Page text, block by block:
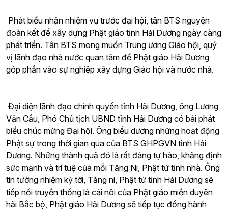
Phát biểu nhận nhiệm vụ trước đại hội, tân BTS nguyện
đoàn kết để xây dựng Phật giáo tỉnh Hải Dương ngày càng
phát triển. Tân BTS mong muốn Trung ương Giáo hội, quý
vị lãnh đạo nhà nước quan tâm để Phật giáo Hải Dương
góp phần vào sự nghiệp xây dựng Giáo hội và nước nhà.
Đại diện lãnh đạo chính quyền tỉnh Hải Dương, ông Lương
Văn Cầu, Phó Chủ tịch UBND tỉnh Hải Dương có bài phát
biểu chúc mừng Đại hội. Ông biểu dương những hoạt động
Phật sự trong thời gian qua của BTS GHPGVN tỉnh Hải
Dương. Những thành quả đó là rất đáng tự hào, khảng định
sức mạnh và trí tuệ của mỗi Tăng Ni, Phật tử tỉnh nhà. Ông
tin tưởng nhiệm kỳ tới, Tăng ni, Phật tử tỉnh Hải Dương sẽ
tiếp nối truyền thống là cái nôi của Phật giáo miền duyên
hải Bắc bộ, Phật giáo Hải Dương sẽ tiếp tục đồng hành